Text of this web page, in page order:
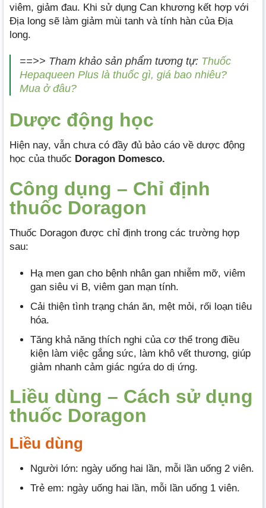
viêm, giảm đau. Khi sử dụng Can khương kết hợp với
Địa long sẽ làm giảm mùi tanh và tính hàn của Địa
long.
==>> Tham khảo sản phẩm tương tự: Thuốc
Hepaqueen Plus là thuốc gì, giá bao nhiêu?
Mua ở đâu?
Dược động học
Hiện nay, vẫn chưa có đầy đủ bảo cáo về dược động
học của thuốc Doragon Domesco.
Công dụng – Chỉ định
thuốc Doragon
Thuốc Doragon được chỉ định trong các trường hợp
sau:
Hạ men gan cho bệnh nhân gan nhiễm mỡ, viêm
gan siêu vi B, viêm gan mạn tính.
Cải thiện tình trạng chán ăn, mệt mỏi, rối loạn tiêu
hóa.
Tăng khả năng thích nghi của cơ thể trong điều
kiện làm việc gắng sức, làm khô vết thương, giúp
giảm nhanh cảm giác ngứa do dị ứng.
Liều dùng – Cách sử dụng
thuốc Doragon
Liều dùng
Người lớn: ngày uống hai lần, mỗi lần uống 2 viên.
Trẻ em: ngày uống hai lần, mỗi lần uống 1 viên.